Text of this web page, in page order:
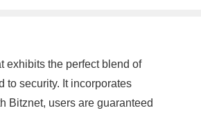
exhibits the perfect blend of
to security. It incorporates
Bitznet, users are guaranteed